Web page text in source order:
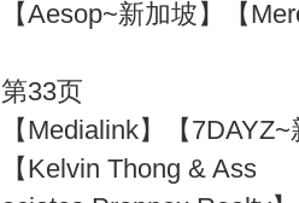
【Aesop~新加坡】【
第33页
【Medialink】【
【Kelvin Thong & Ass